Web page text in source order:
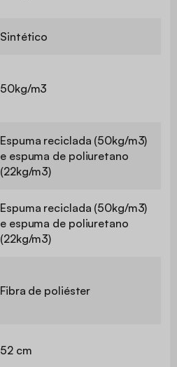
Sintético
50kg/m3
Espuma reciclada (50kg/m3)
e espuma de poliuretano
(22kg/m3)
Espuma reciclada (50kg/m3)
e espuma de poliuretano
(22kg/m3)
Fibra de poliéster
52 cm